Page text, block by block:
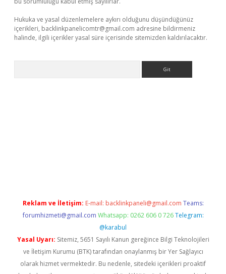
Hukuka ve yasal düzenlemelere aykırı olduğunu düşündüğünüz
içerikleri, backlinkpanelicomtr@gmail.com adresine bildirmeniz
halinde, ilgili içerikler yasal süre içerisinde sitemizden kaldırılacaktır.
Reklam ve İletişim: E-mail: backlinkpaneli@gmail.com Teams:
forumhizmeti@gmail.com Whatsapp: 0262 606 0 726 Telegram:
@karabul
Yasal Uyarı: Sitemiz, 5651 Sayılı Kanun gereğince Bilgi Teknolojileri
ve İletişim Kurumu (BTK) tarafından onaylanmış bir Yer Sağlayıcı
olarak hizmet vermektedir. Bu nedenle, sitedeki içerikleri proaktif